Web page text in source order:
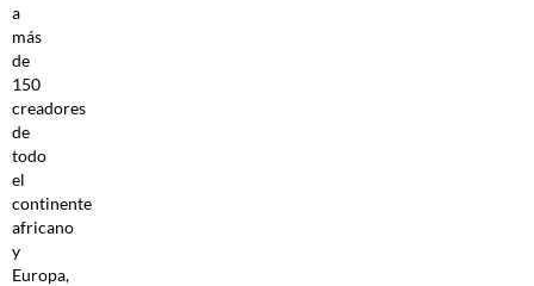
a
más
de
150
creadores
de
todo
el
continente
africano
y
Europa,